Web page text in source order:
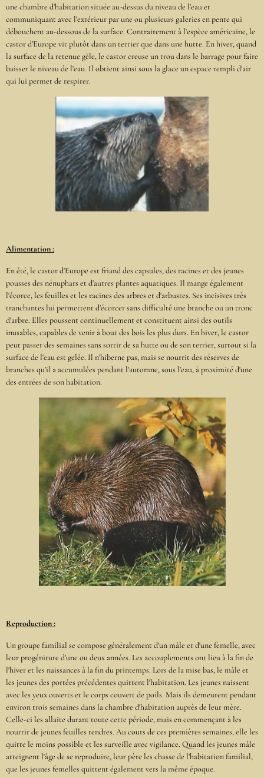
une chambre d'habitation située au-dessus du niveau de l'eau et
communiquant avec l'extérieur par une ou plusieurs galeries en pente qui
débouchent au-dessous de la surface. Contrairement à l'espèce américaine, le
castor d'Europe vit plutôt dans un terrier que dans une hutte. En hiver, quand
la surface de la retenue gèle, le castor creuse un trou dans le barrage pour faire
baisser le niveau de l'eau. Il obtient ainsi sous la glace un espace rempli d'air
qui lui permet de respirer.
Alimentation :
En été, le castor d'Europe est friand des capsules, des racines et des jeunes
pousses des nénuphars et d'autres plantes aquatiques. Il mange également
l'écorce, les feuilles et les racines des arbres et d'arbustes. Ses incisives très
tranchantes lui permettent d'écorcer sans difficulté une branche ou un tronc
d'arbre. Elles poussent continuellement et constituent ainsi des outils
inusables, capables de venir à bout des bois les plus durs. En hiver, le castor
peut passer des semaines sans sortir de sa hutte ou de son terrier, surtout si la
surface de l'eau est gelée. Il n'hiberne pas, mais se nourrit des réserves de
branches qu'il a accumulées pendant l'automne, sous l'eau, à proximité d'une
des entrées de son habitation.
Reproduction :
Un groupe familial se compose généralement d'un mâle et d'une femelle, avec
leur progéniture d'une ou deux années. Les accouplements ont lieu à la fin de
l'hiver et les naissances à la fin du printemps. Lors de la mise bas, le mâle et
les jeunes des portées précédentes quittent l'habitation. Les jeunes naissent
avec les yeux ouverts et le corps couvert de poils. Mais ils demeurent pendant
environ trois semaines dans la chambre d'habitation auprès de leur mère.
Celle-ci les allaite durant toute cette période, mais en commençant à les
nourrir de jeunes feuilles tendres. Au cours de ces premières semaines, elle les
quitte le moins possible et les surveille avec vigilance. Quand les jeunes mâle
atteignent l'âge de se reproduire, leur père les chasse de l'habitation familial,
que les jeunes femelles quittent également vers la même époque.